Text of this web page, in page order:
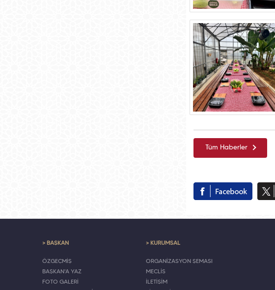
Tüm Haberler
> BAŞKAN
ÖZGEÇMİŞ
BAŞKAN'A YAZ
FOTO GALERİ
> KURUMSAL
ORGANİZASYON ŞEMASI
MECLİS
İLETİŞİM